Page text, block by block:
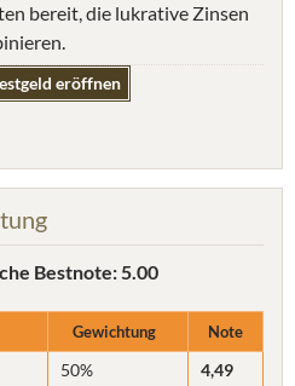
bereit, die lukrative Zinsen
eröffnen
Bestnote: 5.00
Gewichtung Note
50%
4,49